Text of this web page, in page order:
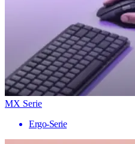
MX Serie
Ergo-Serie